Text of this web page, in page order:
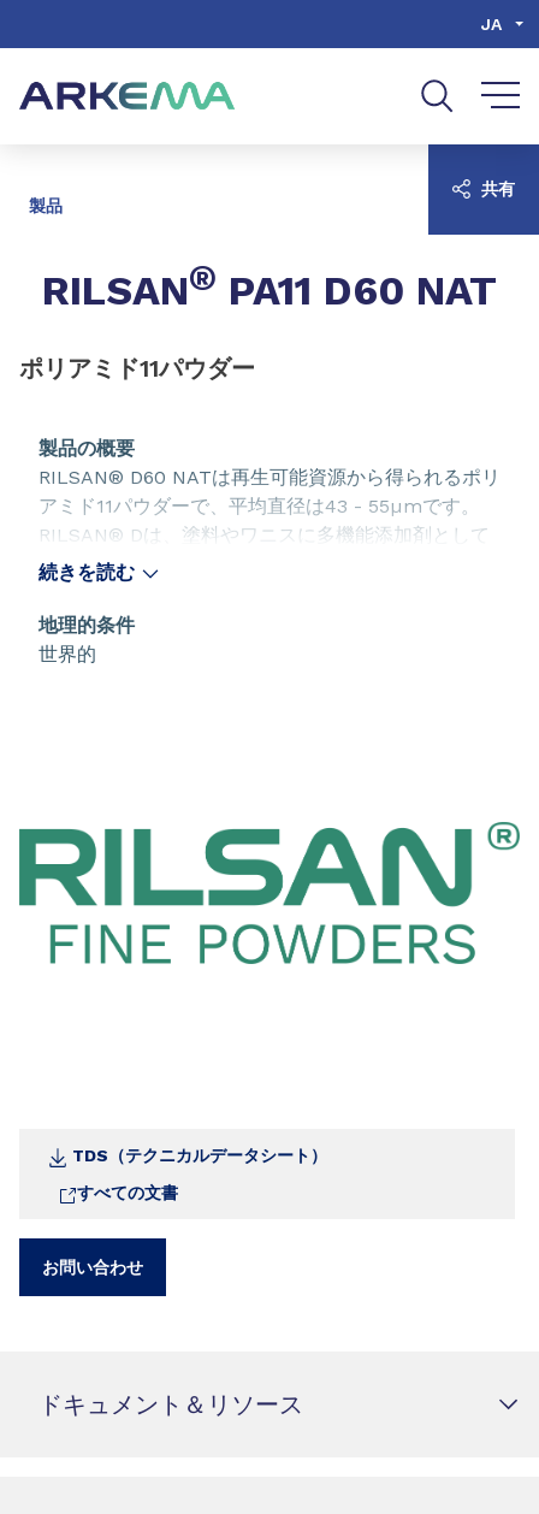
JA
製品
RILSAN® PA11 D60 NAT
ポリアミド11パウダー
TDS（テクニカルデータシート）
すべての文書
お問い合わせ
製品の概要
RILSAN® D60 NATは再生可能資源から得られるポリ
アミド11パウダーで、平均直径は43 - 55µmです。
RILSAN® Dは、塗料やワニスに多機能添加剤として
使用される、RILSAN®ファイン・パウダーのシリー
減、および低密度のおかげで、配合が容易です。 塗
膜のテクスチャー形成のために特別に設計された表面
続きを読む
地理的条件
世界的
共有
ドキュメント＆リソース